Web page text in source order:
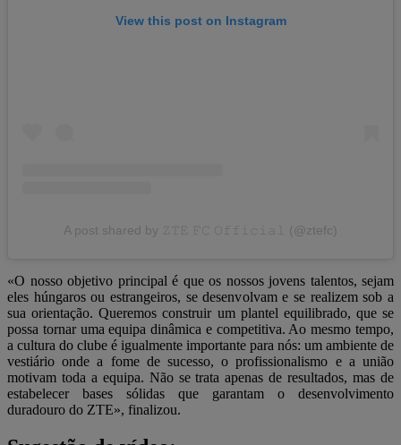
View this post on Instagram
A post shared by 𝚉𝚃𝙴 𝙵𝙲 𝙾𝚏𝚏𝚒𝚌𝚒𝚊𝚕 (@ztefc)
«O nosso objetivo principal é que os nossos jovens talentos, sejam
eles húngaros ou estrangeiros, se desenvolvam e se realizem sob a
sua orientação. Queremos construir um plantel equilibrado, que se
possa tornar uma equipa dinâmica e competitiva. Ao mesmo tempo,
a cultura do clube é igualmente importante para nós: um ambiente de
vestiário onde a fome de sucesso, o profissionalismo e a união
motivam toda a equipa. Não se trata apenas de resultados, mas de
estabelecer bases sólidas que garantam o desenvolvimento
duradouro do ZTE», finalizou.